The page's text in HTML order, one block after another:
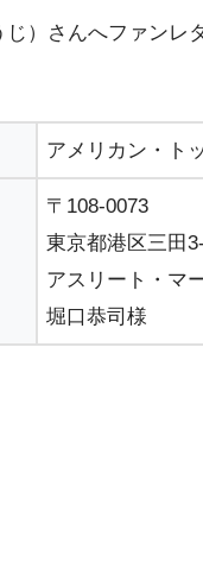
）さんへファンレ
アメリカン・ト
〒108-0073
東京都港区三田
アスリート・マ
堀口恭司様